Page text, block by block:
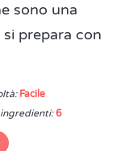
sono una
prepara con
Facile
6